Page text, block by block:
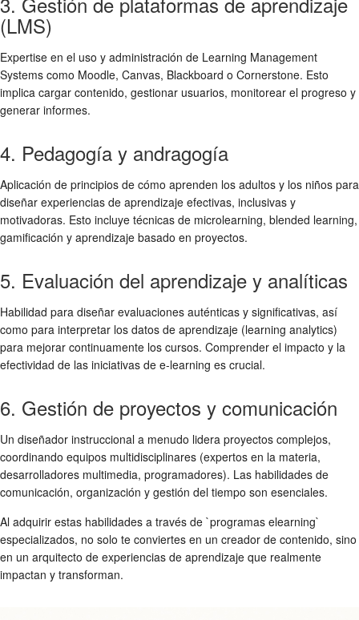
(LMS)
Expertise en el uso y administración de Learning Management
Systems como Moodle, Canvas, Blackboard o Cornerstone. Esto
implica cargar contenido, gestionar usuarios, monitorear el progreso y
generar informes.
4. Pedagogía y andragogía
Aplicación de principios de cómo aprenden los adultos y los niños para
diseñar experiencias de aprendizaje efectivas, inclusivas y
motivadoras. Esto incluye técnicas de microlearning, blended learning,
gamificación y aprendizaje basado en proyectos.
5. Evaluación del aprendizaje y analíticas
Habilidad para diseñar evaluaciones auténticas y significativas, así
como para interpretar los datos de aprendizaje (learning analytics)
para mejorar continuamente los cursos. Comprender el impacto y la
efectividad de las iniciativas de e-learning es crucial.
6. Gestión de proyectos y comunicación
Un diseñador instruccional a menudo lidera proyectos complejos,
coordinando equipos multidisciplinares (expertos en la materia,
desarrolladores multimedia, programadores). Las habilidades de
comunicación, organización y gestión del tiempo son esenciales.
Al adquirir estas habilidades a través de `programas elearning`
especializados, no solo te conviertes en un creador de contenido, sino
en un arquitecto de experiencias de aprendizaje que realmente
impactan y transforman.